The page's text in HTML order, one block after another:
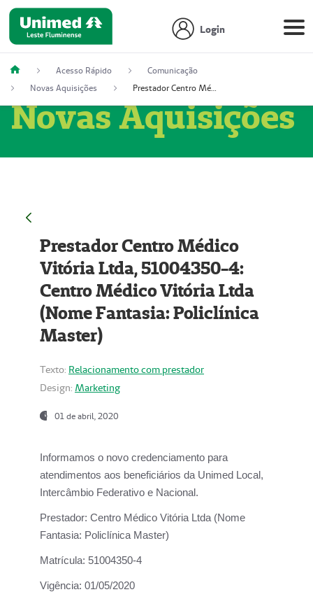
Login
Acesso Rápido
Comunicação
Novas Aquisições
Prestador Centro Médico Vitória Ltda, 51004350-4: Centro Médico Vitória Ltda (Nome Fantasia: Policlínica Master)
Novas Aquisições
Prestador Centro Médico
Vitória Ltda, 51004350-4:
Centro Médico Vitória Ltda
(Nome Fantasia: Policlínica
Master)
Texto: Relacionamento com prestador
Design: Marketing
01 de abril, 2020
Informamos o novo credenciamento para
atendimentos aos beneficiários da Unimed Local,
Intercâmbio Federativo e Nacional.
Prestador: Centro Médico Vitória Ltda (Nome
Fantasia: Policlínica Master)
Matrícula: 51004350-4
Vigência: 01/05/2020